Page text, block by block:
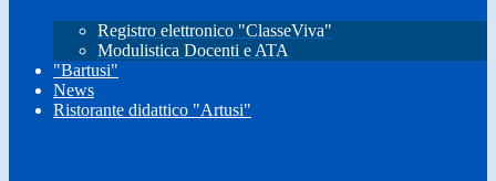
Registro elettronico "ClasseViva"
Modulistica Docenti e ATA
"Bartusi"
News
Ristorante didattico "Artusi"